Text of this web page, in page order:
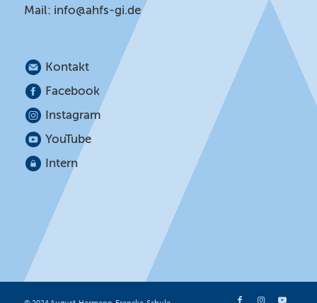
Mail: info@ahfs-gi.de
Kontakt
Facebook
Instagram
YouTube
Intern